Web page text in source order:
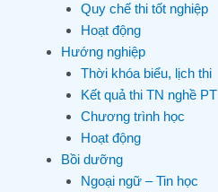
Quy chế thi tốt nghiệp
Hoạt động
Hướng nghiệp
Thời khóa biểu, lịch thi
Kết quả thi TN nghề PT
Chương trình học
Hoạt động
Bồi dưỡng
Ngoại ngữ – Tin học